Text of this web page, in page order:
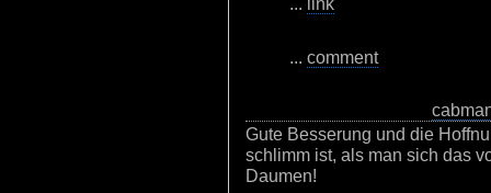
... comment
Gute Besserung und die
schlimm ist, als man sich das
Daumen!